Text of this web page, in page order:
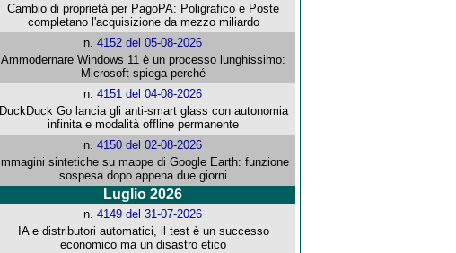
Cambio di proprietà per PagoPA: Poligrafico e Poste
completano l'acquisizione da mezzo miliardo
n.4152 del 05-08-2026
Ammodernare Windows 11 è un processo lunghissimo:
Microsoft spiega perché
n.4151 del 04-08-2026
DuckDuck Go lancia gli anti-smart glass con autonomia
infinita e modalità offline permanente
n.4150 del 02-08-2026
Immagini sintetiche su mappe di Google Earth: funzione
sospesa dopo appena due giorni
Luglio 2026
n.4149 del 31-07-2026
IA e distributori automatici, il test è un successo
economico ma un disastro etico